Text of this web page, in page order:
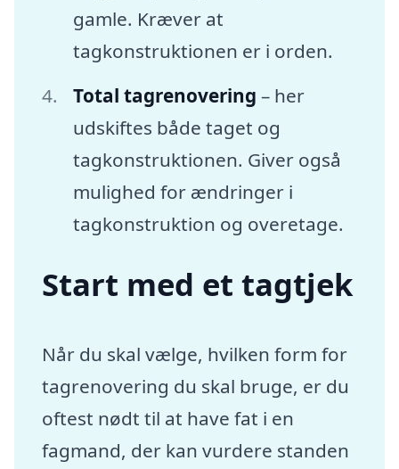
gamle. Kræver at
tagkonstruktionen er i orden.
Total tagrenovering – her
udskiftes både taget og
tagkonstruktionen. Giver også
mulighed for ændringer i
tagkonstruktion og overetage.
Start med et tagtjek
Når du skal vælge, hvilken form for
tagrenovering du skal bruge, er du
oftest nødt til at have fat i en
fagmand, der kan vurdere standen